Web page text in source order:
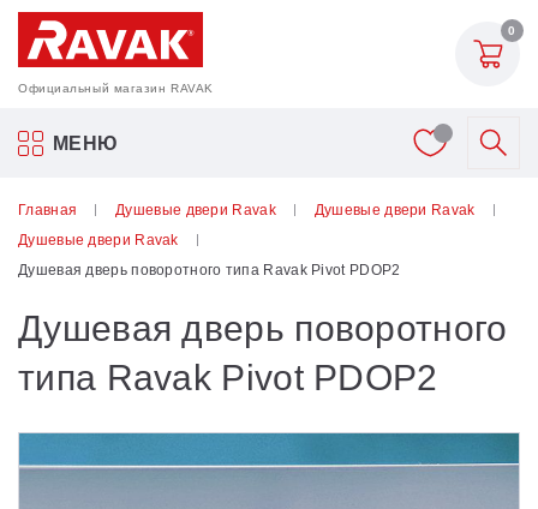
Официальный магазин RAVAK
0
МЕНЮ
Акриловые ванны Ravak
Шторки для ванн
Мебель для ванной
Аксессуары
Главная Душевые двери Ravak
Душевые двери Ravak
Душевые двери Ravak
Душевая дверь поворотного типа Ravak Pivot PDOP2
Душевая дверь поворотного
типа Ravak Pivot PDOP2